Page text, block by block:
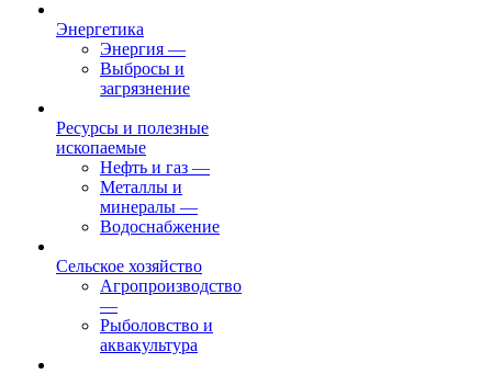
Энергетика
Энергия —
Выбросы и
загрязнение
Ресурсы и полезные
ископаемые
Нефть и газ —
Металлы и
минералы —
Водоснабжение
Сельское хозяйство
Агропроизводство
—
Рыболовство и
аквакультура